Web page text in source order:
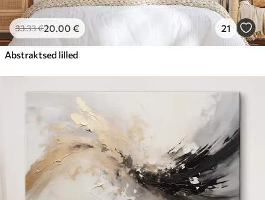
33.33€20.00 € 21
Abstraktsed lilled